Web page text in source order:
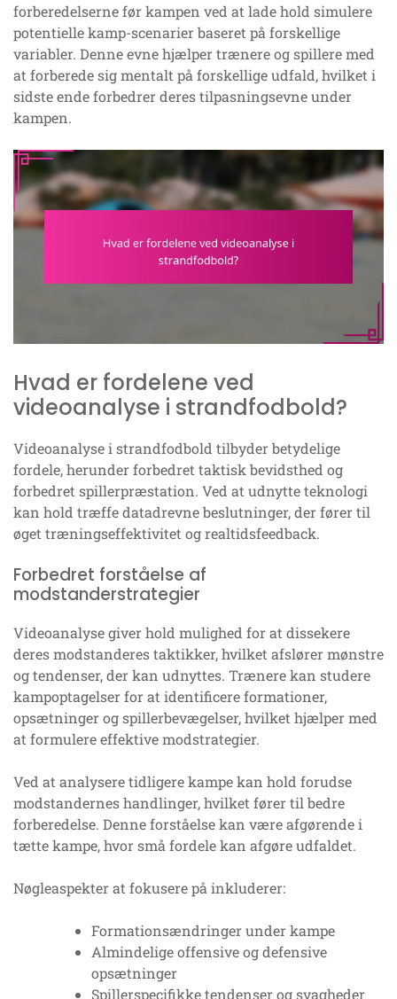
forberedelserne før kampen ved at lade hold simulere
potentielle kamp-scenarier baseret på forskellige
variabler. Denne evne hjælper trænere og spillere med
at forberede sig mentalt på forskellige udfald, hvilket i
sidste ende forbedrer deres tilpasningsevne under
kampen.
Hvad er fordelene ved
videoanalyse i strandfodbold?
Videoanalyse i strandfodbold tilbyder betydelige
fordele, herunder forbedret taktisk bevidsthed og
forbedret spillerpræstation. Ved at udnytte teknologi
kan hold træffe datadrevne beslutninger, der fører til
øget træningseffektivitet og realtidsfeedback.
Forbedret forståelse af
modstanderstrategier
Videoanalyse giver hold mulighed for at dissekere
deres modstanderes taktikker, hvilket afslører mønstre
og tendenser, der kan udnyttes. Trænere kan studere
kampoptagelser for at identificere formationer,
opsætninger og spillerbevægelser, hvilket hjælper med
at formulere effektive modstrategier.
Ved at analysere tidligere kampe kan hold forudse
modstandernes handlinger, hvilket fører til bedre
forberedelse. Denne forståelse kan være afgørende i
tætte kampe, hvor små fordele kan afgøre udfaldet.
Nøgleaspekter at fokusere på inkluderer:
Formationsændringer under kampe
Almindelige offensive og defensive
opsætninger
Spillerspecifikke tendenser og svagheder